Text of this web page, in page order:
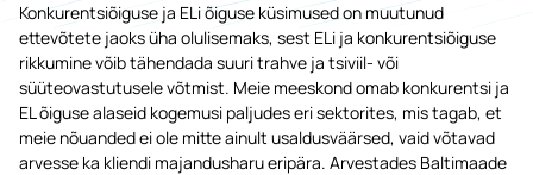
Konkurentsiõiguse ja ELi õiguse küsimused on muutunud
ettevõtete jaoks üha olulisemaks, sest ELi ja konkurentsiõiguse
rikkumine võib tähendada suuri trahve ja tsiviil- või
süüteovastutusele võtmist. Meie meeskond omab konkurentsi ja
EL õiguse alaseid kogemusi paljudes eri sektorites, mis tagab, et
meie nõuanded ei ole mitte ainult usaldusväärsed, vaid võtavad
arvesse ka kliendi majandusharu eripära. Arvestades Baltimaade